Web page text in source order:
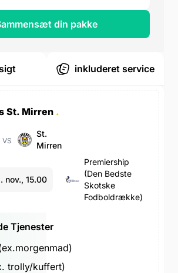
inkluderet service
St. Mirren .
VS
St.
Mirren
nov., 15.00
Premiership
(den Bedste
Skotske
Fodboldrække)
Tjenester
trolly/kuffert)
din pakke